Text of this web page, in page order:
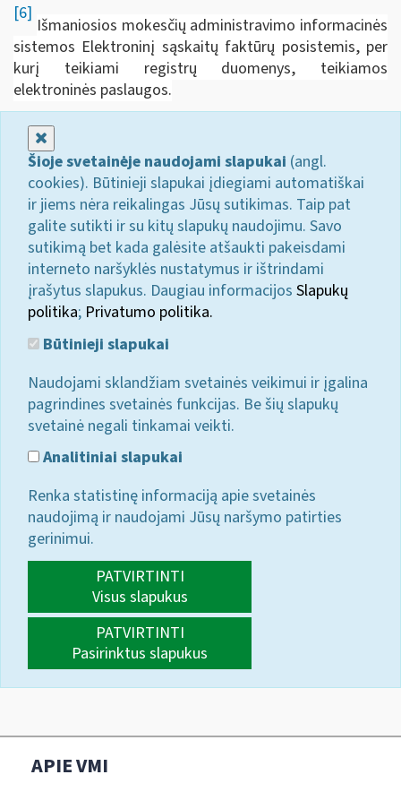
[6]
Išmaniosios mokesčių administravimo informacinės
sistemos Elektroninį sąskaitų faktūrų posistemis, per
kurį teikiami registrų duomenys, teikiamos
elektroninės paslaugos.
Šioje svetainėje naudojami slapukai (angl.
cookies). Būtinieji slapukai įdiegiami automatiškai
ir jiems nėra reikalingas Jūsų sutikimas. Taip pat
galite sutikti ir su kitų slapukų naudojimu. Savo
sutikimą bet kada galėsite atšaukti pakeisdami
interneto naršyklės nustatymus ir ištrindami
įrašytus slapukus. Daugiau informacijos Slapukų
politika; Privatumo politika.
Būtinieji slapukai
Naudojami sklandžiam svetainės veikimui ir įgalina
pagrindines svetainės funkcijas. Be šių slapukų
svetainė negali tinkamai veikti.
Analitiniai slapukai
Renka statistinę informaciją apie svetainės
naudojimą ir naudojami Jūsų naršymo patirties
gerinimui.
PATVIRTINTI
Visus slapukus
PATVIRTINTI
Pasirinktus slapukus
APIE VMI